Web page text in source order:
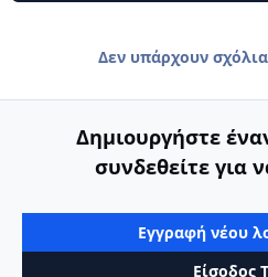
Δεν υπάρχουν
Δημιουργήστε
συνδεθείτε για
Εγγραφή νέου
Είσοδος